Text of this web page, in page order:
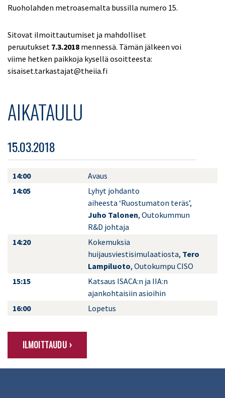
Ruoholahden metroasemalta bussilla numero 15.
Sitovat ilmoittautumiset ja mahdolliset
peruutukset 7.3.2018 mennessä. Tämän jälkeen voi
viime hetken paikkoja kysellä osoitteesta:
sisaiset.tarkastajat@theiia.fi
AIKATAULU
15.03.2018
14:00
Avaus
14:05
Lyhyt johdanto
aiheesta ‘Ruostumaton teräs’,
Juho Talonen, Outokummun
R&D johtaja
14:20
Kokemuksia
huijausviestisimulaatiosta, Tero
Lampiluoto, Outokumpu CISO
15:15
Katsaus ISACA:n ja IIA:n
ajankohtaisiin asioihin
16:00
Lopetus
ILMOITTAUDU ›